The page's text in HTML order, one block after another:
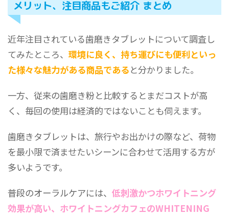
メリット、注目商品もご紹介 まとめ
近年注目されている歯磨きタブレットについて調査し
てみたところ、環境に良く、持ち運びにも便利といっ
た様々な魅力がある商品であると分かりました。
一方、従来の歯磨き粉と比較するとまだコストが高
く、毎回の使用は経済的ではないことも伺えます。
歯磨きタブレットは、旅行やお出かけの際など、荷物
を最小限で済ませたいシーンに合わせて活用する方が
多いようです。
普段のオーラルケアには、低刺激かつホワイトニング
効果が高い、ホワイトニングカフェのWHITENING